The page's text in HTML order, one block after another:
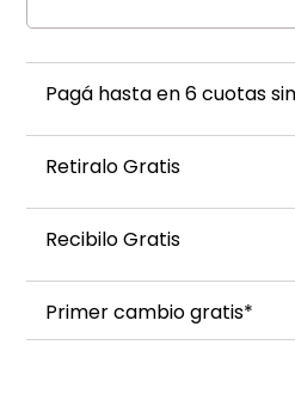
Pagá hasta en 6 cuotas
Retiralo Gratis
Recibilo Gratis
Primer cambio gratis*